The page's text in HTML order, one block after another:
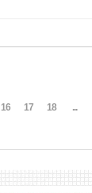
16 17 18 ...